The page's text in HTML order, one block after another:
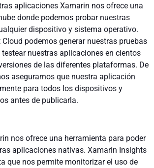
aplicaciones Xamarin nos ofrece una
donde podemos probar nuestras
dispositivo y sistema operativo.
Cloud podemos generar nuestras pruebas
nuestras aplicaciones en cientos
de las diferentes plataformas. De
asegurarnos que nuestra aplicación
para todos los dispositivos y
antes de publicarla.
nos ofrece una herramienta para poder
aplicaciones nativas. Xamarin Insights
que nos permite monitorizar el uso de